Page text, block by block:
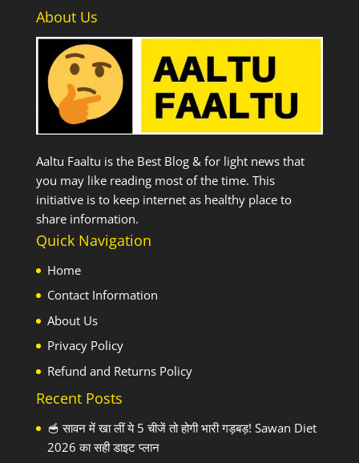
About Us
Aaltu Faaltu is the Best Blog & for light news that
you may like reading most of the time. This
initiative is to keep internet as healthy place to
share information.
Quick Navigation
Home
Contact Information
About Us
Privacy Policy
Refund and Returns Policy
Recent Posts
🥣 सावन में खा लीं ये 5 चीजें तो होगी भारी गड़बड़! Sawan Diet
2026 का सही डाइट प्लान